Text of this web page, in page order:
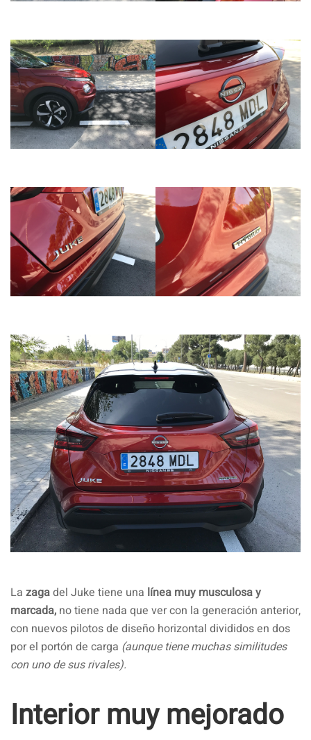
La zagadel Juke tiene una línea muy musculosa y
marcada, no tiene nada que ver con la generación anterior,
con nuevos pilotos de diseño horizontal divididos en dos
por el portón de carga (aunque tiene muchas similitudes
con uno de sus rivales).
Interior muy mejorado